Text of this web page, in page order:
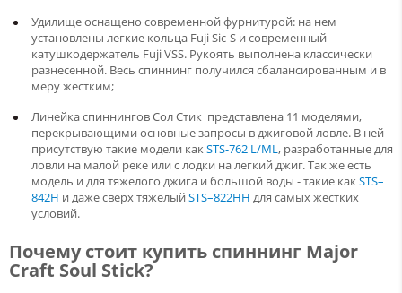
Удилище оснащено современной фурнитурой: на нем
установлены легкие кольца Fuji Sic-S и современный
катушкодержатель Fuji VSS. Рукоять выполнена классически
разнесенной. Весь спиннинг получился сбалансированным и в
меру жестким;
Линейка спиннингов Сол Стик представлена 11 моделями,
перекрывающими основные запросы в джиговой ловле. В ней
присутствую такие модели какSTS-762 L/ML, разработанные для
ловли на малой реке или с лодки на легкий джиг. Так же есть
модель и для тяжелого джига и большой воды - такие какSTS–
842Н и даже сверх тяжелый STS–822НН для самых жестких
условий.
Почему стоит купить спиннинг Major
Craft Soul Stick?